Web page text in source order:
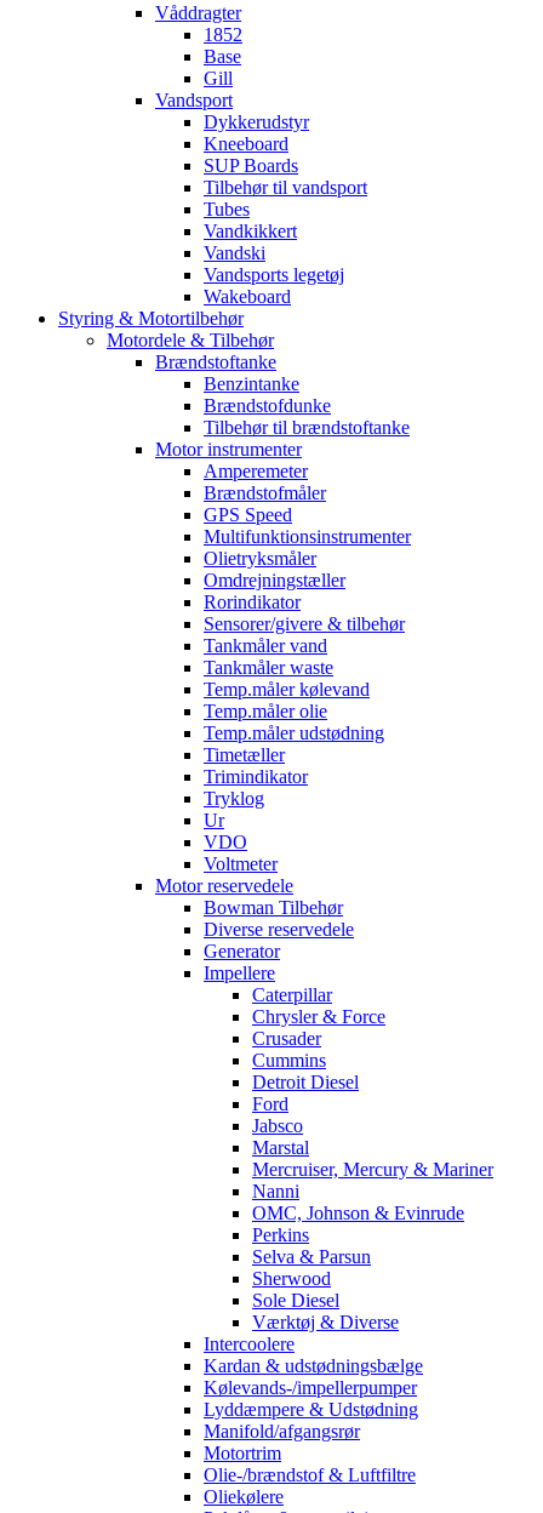
Våddragter
1852
Base
Gill
Vandsport
Dykkerudstyr
Kneeboard
SUP Boards
Tilbehør til vandsport
Tubes
Vandkikkert
Vandski
Vandsports legetøj
Wakeboard
Styring & Motortilbehør
Motordele & Tilbehør
Brændstoftanke
Benzintanke
Brændstofdunke
Tilbehør til brændstoftanke
Motor instrumenter
Amperemeter
Brændstofmåler
GPS Speed
Multifunktionsinstrumenter
Olietryksmåler
Omdrejningstæller
Rorindikator
Sensorer/givere & tilbehør
Tankmåler vand
Tankmåler waste
Temp.måler kølevand
Temp.måler olie
Temp.måler udstødning
Timetæller
Trimindikator
Tryklog
Ur
VDO
Voltmeter
Motor reservedele
Bowman Tilbehør
Diverse reservedele
Generator
Impellere
Caterpillar
Chrysler & Force
Crusader
Cummins
Detroit Diesel
Ford
Jabsco
Marstal
Mercruiser, Mercury & Mariner
Nanni
OMC, Johnson & Evinrude
Perkins
Selva & Parsun
Sherwood
Sole Diesel
Værktøj & Diverse
Intercoolere
Kardan & udstødningsbælge
Kølevands-/impellerpumper
Lyddæmpere & Udstødning
Manifold/afgangsrør
Motortrim
Olie-/brændstof & Luftfiltre
Oliekølere